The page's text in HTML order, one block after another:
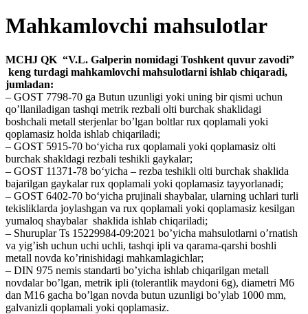
Mahkamlovchi mahsulotlar
MCHJ QK “V.L. Galperin nomidagi Toshkent quvur zavodi”
keng turdagi mahkamlovchi mahsulotlarni ishlab chiqaradi,
jumladan:
– GOST 7798-70 ga Butun uzunligi yoki uning bir qismi uchun
qo’llaniladigan tashqi metrik rezbali olti burchak shaklidagi
boshchali metall sterjenlar bo’lgan boltlar rux qoplamali yoki
qoplamasiz holda ishlab chiqariladi;
– GOST 5915-70 bo‘yicha rux qoplamali yoki qoplamasiz olti
burchak shakldagi rezbali teshikli gaykalar;
– GOST 11371-78 bo‘yicha – rezba teshikli olti burchak shaklida
bajarilgan gaykalar rux qoplamali yoki qoplamasiz tayyorlanadi;
– GOST 6402-70 bo‘yicha prujinali shaybalar, ularning uchlari turli
tekisliklarda joylashgan va rux qoplamali yoki qoplamasiz kesilgan
yumaloq shaybalar shaklida ishlab chiqariladi;
– Shuruplar Ts 15229984-09:2021 bo’yicha mahsulotlarni o’rnatish
va yig’ish uchun uchi uchli, tashqi ipli va qarama-qarshi boshli
metall novda ko’rinishidagi mahkamlagichlar;
– DIN 975 nemis standarti bo’yicha ishlab chiqarilgan metall
novdalar bo’lgan, metrik ipli (tolerantlik maydoni 6g), diametri M6
dan M16 gacha bo’lgan novda butun uzunligi bo’ylab 1000 mm,
galvanizli qoplamali yoki qoplamasiz.